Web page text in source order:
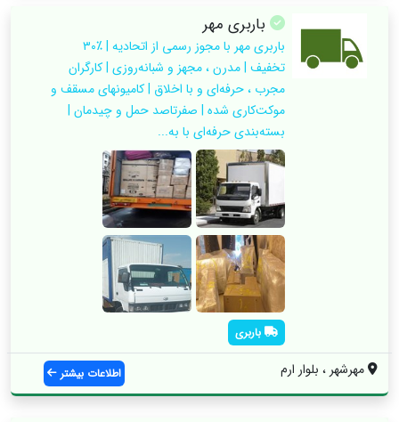
باربری مهر
باربری مهر با مجوز رسمی از اتحادیه | ٪۳۰
تخفیف | مدرن ، مجهز و شبانه‌روزی | کارگران
مجرب ، حرفه‌ای و با اخلاق | کامیونهای مسقف و
موکت‌کاری شده | صفرتاصد حمل و چیدمان |
بسته‌بندی حرفه‌ای با به...
باربری
مهرشهر ، بلوار ارم اطلاعات بیشتر